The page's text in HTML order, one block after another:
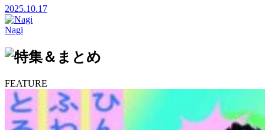
2025.10.17
Nagi
FEATURE